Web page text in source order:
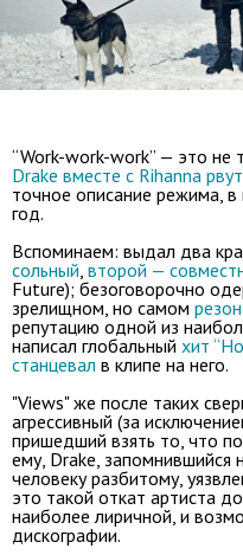
“Work-work-work” — это не
Drake вместе с Rihanna рвут
точное описание режима,
год.
Вспоминаем: выдал два
сольный, второй —
Future); безоговорочно
зрелищном, но самом
репутацию одной из
написал глобальный хит
станцевал в клипе на него.
"Views" же после таких
агрессивный (за
пришедший взять то, что
ему, Drake, запомнившийся
человеку разбитому,
это такой откат артиста
наиболее лиричной, и
дискографии.